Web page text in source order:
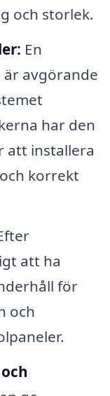
och storlek.
En
avgörande
har den
att installera
korrekt
att ha
för
och